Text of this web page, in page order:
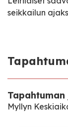
seikkailun
Myllyn